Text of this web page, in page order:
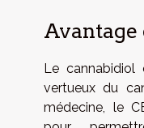
Avantage
Le cannabidiol
vertueux du
médecine, le